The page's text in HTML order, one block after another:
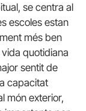
se centra al
escoles estan
més ben
quotidiana
sentit de
capacitat
món exterior,